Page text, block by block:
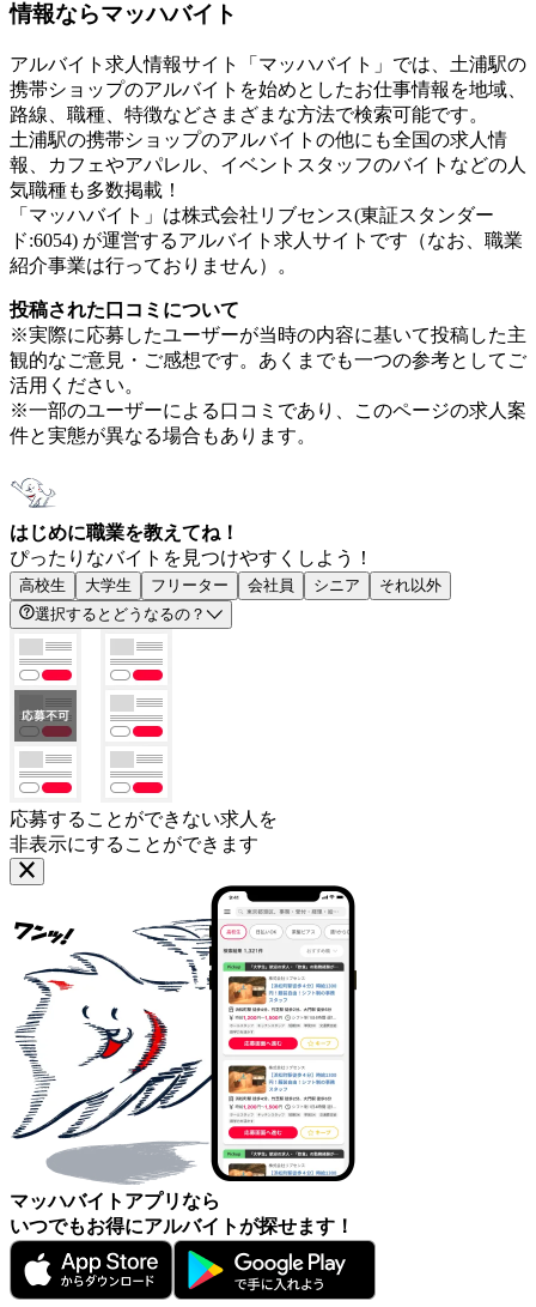
情報ならマッハバイト
アルバイト求人情報サイト「マッハバイト」では、土浦駅の
携帯ショップのアルバイトを始めとしたお仕事情報を地域、
路線、職種、特徴などさまざまな方法で検索可能です。
土浦駅の携帯ショップのアルバイトの他にも全国の求人情
報、カフェやアパレル、イベントスタッフのバイトなどの人
気職種も多数掲載！
「マッハバイト」は株式会社リブセンス(東証スタンダー
ド:6054) が運営するアルバイト求人サイトです（なお、職業
紹介事業は行っておりません）。
投稿された口コミについて
※実際に応募したユーザーが当時の内容に基いて投稿した主
観的なご意見・ご感想です。あくまでも一つの参考としてご
活用ください。
※一部のユーザーによる口コミであり、このページの求人案
件と実態が異なる場合もあります。
はじめに職業を教えてね！
ぴったりなバイトを見つけやすくしよう！
高校生 大学生 フリーター 会社員 シニア
それ以外
選択するとどうなるの？
応募することができない求人を
非表示にすることができます
マッハバイトアプリなら
いつでもお得にアルバイトが探せます！